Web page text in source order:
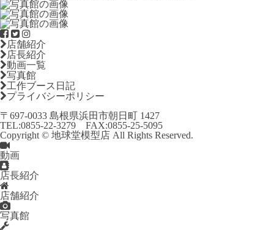
店舗紹介
店長紹介
動画一覧
写真館
工作ブース日記
プライバシーポリシー
〒697-0033 島根県浜田市朝日町 1427
TEL:0855-22-3279 FAX:0855-25-5095
Copyright © 地球堂模型店 All Rights Reserved.
動画
店長紹介
店舗紹介
写真館